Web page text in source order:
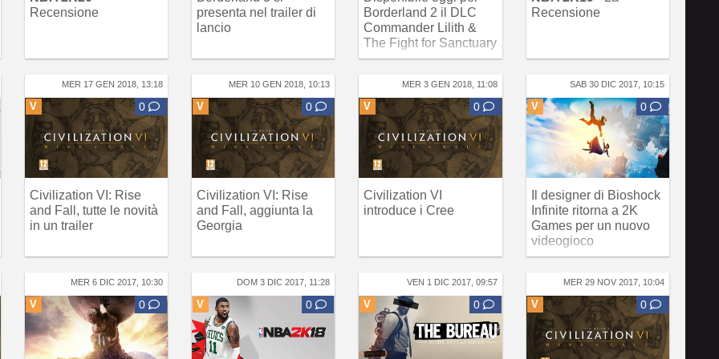
Recensione
presenta nel trailer di
lancio
Borderland 2 il DLC
Commander Lilith &
The Fight for Sanctuary
Recensione
MER 17 GEN 2018, 13:18
V 0
Civilization VI: Rise
and Fall, tutte le novità
in un trailer
MER 10 GEN 2018, 10:13
V 0
Civilization VI: Rise
and Fall, aggiunta la
Georgia
MER 3 GEN 2018, 11:08
V 0
Civilization VI
introduce i Cree
SAB 30 DIC 2017, 10:15
V 0
Il designer di Bioshock
Infinite ritorna a 2K
Games per un nuovo
videogioco
MER 6 DIC 2017, 10:30
V 0
DOM 3 DIC 2017, 11:28
V 0
VEN 1 DIC 2017, 09:57
V 0
MER 29 NOV 2017, 10:04
V 0